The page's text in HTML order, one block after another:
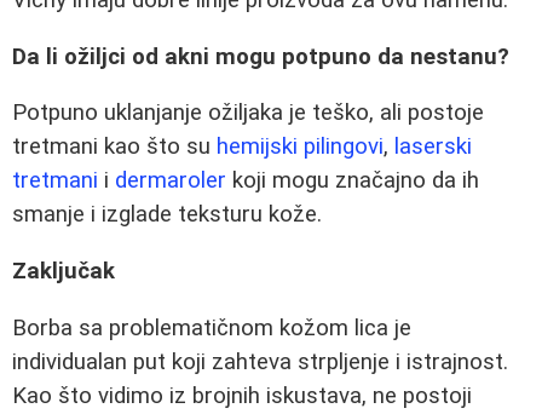
Da li ožiljci od akni mogu potpuno da nestanu?
Potpuno uklanjanje ožiljaka je teško, ali postoje
tretmani kao što su hemijski pilingovi, laserski
tretmani i dermaroler koji mogu značajno da ih
smanje i izglade teksturu kože.
Zaključak
Borba sa problematičnom kožom lica je
individualan put koji zahteva strpljenje i istrajnost.
Kao što vidimo iz brojnih iskustava, ne postoji